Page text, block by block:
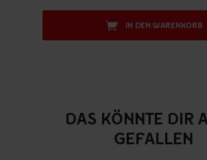
IN DEN WARENKORB
DAS KÖNNTE DIR
GEFALLEN